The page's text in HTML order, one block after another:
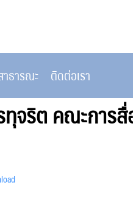
ธารณะ ติดต่อเรา
จริต คณะการ